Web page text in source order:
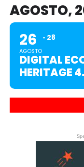
AGOSTO,
26
AGOSTO
28
DIGITAL
HERITAGE